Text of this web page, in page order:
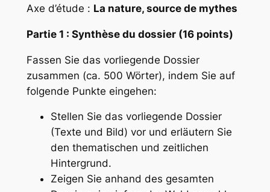
Axe d’étude : La nature, source de mythes
Partie 1 : Synthèse du dossier (16 points)
Fassen Sie das vorliegende Dossier
zusammen (ca. 500 Wörter), indem Sie auf
folgende Punkte eingehen:
Stellen Sie das vorliegende Dossier
(Texte und Bild) vor und erläutern Sie
den thematischen und zeitlichen
Hintergrund.
Zeigen Sie anhand des gesamten